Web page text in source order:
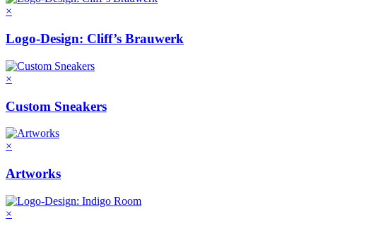
×
Logo-Design: Cliff’s Brauwerk
×
Custom Sneakers
×
Artworks
×